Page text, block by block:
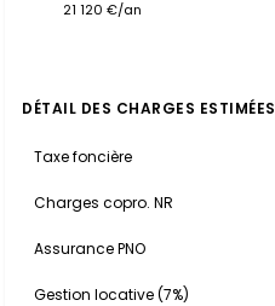
21 120 €/an
DÉTAIL DES CHARGES ESTIMÉES
Taxe foncière
Charges copro. NR
Assurance PNO
Gestion locative (7%)